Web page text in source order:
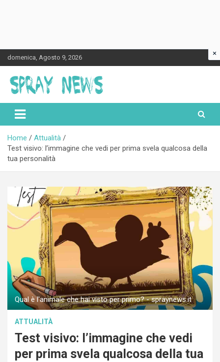
Skip
to
content
domenica, Agosto 9, 2026
Spraynews.it
Home
Attualità
Test visivo: l’immagine che vedi per prima svela qualcosa della
tua personalità
Qual è l'animale che hai visto per primo? - spraynews.it
ATTUALITÀ
Test visivo: l’immagine che vedi
per prima svela qualcosa della tua
×